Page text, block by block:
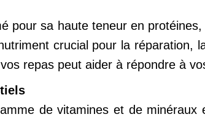
pour sa haute teneur en
crucial pour la réparation,
repas peut aider à répondre à
de vitamines et de